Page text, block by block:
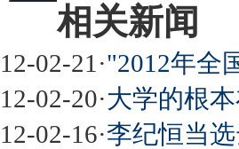
相关新闻
12-02-21 ·"2012年全
12-02-20·大学的根
12-02-16·李纪恒当